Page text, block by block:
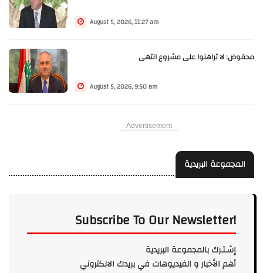
August 5, 2026, 11:27 am
محفوض: لا تراهنوا على مشروع انتهى
August 5, 2026, 9:50 am
Advertisement
المجموعة البريدية
Subscribe To Our Newsletter!
إشـتـرك بالمجموعة البريدية
أهم الأخبار و الفيديوهات في بريدك الالكتروني